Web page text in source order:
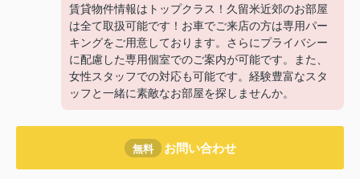
賃貸物件情報はトップクラス！久留米近郊のお部屋
は全て取扱可能です！お車でご来店の方は専用パー
キングをご用意しております。さらにプライバシー
に配慮した専用個室でのご案内が可能です。また、
女性スタッフでの対応も可能です。経験豊富なスタ
ッフと一緒に素敵なお部屋を探しませんか。
無料 お問い合わせ